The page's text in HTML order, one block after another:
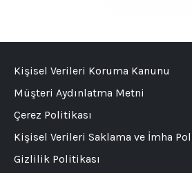
Kişisel Verileri Koruma Kanunu
Müşteri Aydınlatma Metni
Çerez Politikası
Kişisel Verileri Saklama ve İmha
Gizlilik Politikası